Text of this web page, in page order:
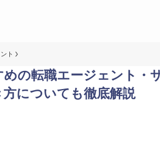
ト
めの転職エージェント・
についても徹底解説